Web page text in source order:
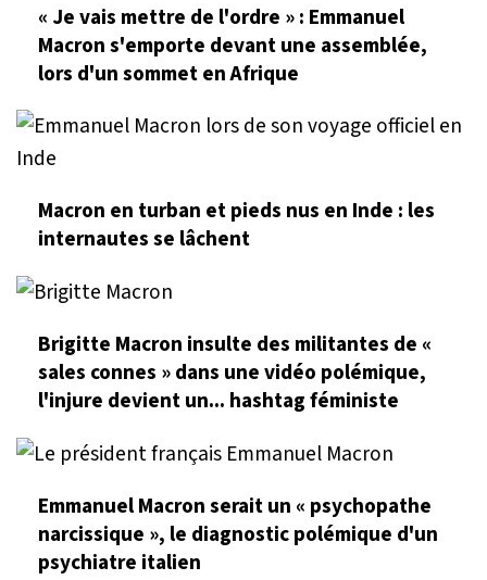
« Je vais mettre de l'ordre » : Emmanuel
Macron s'emporte devant une assemblée,
lors d'un sommet en Afrique
Macron en turban et pieds nus en Inde : les
internautes se lâchent
Brigitte Macron insulte des militantes de «
sales connes » dans une vidéo polémique,
l'injure devient un... hashtag féministe
Emmanuel Macron serait un « psychopathe
narcissique », le diagnostic polémique d'un
psychiatre italien